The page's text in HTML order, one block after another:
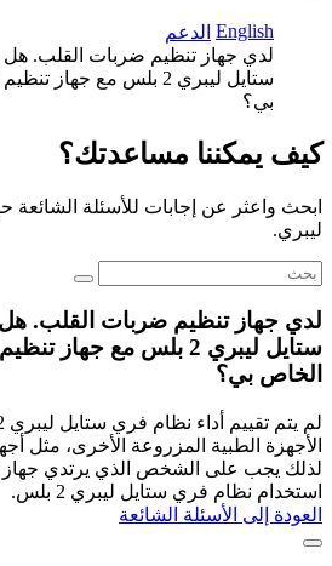
English الدعم
لدي جهاز تنظيم ضربات القلب.
ستايل ليبري 2 بلس مع
بي؟
كيف يمكننا مساعدتك؟
ابحث واعثر عن إجابات للأسئلة
ليبري.
لدي جهاز تنظيم ضربات القلب.
ستايل ليبري 2 بلس مع
الخاص بي؟
الأجهزة الطبية المزروعة الأخرى، مثل
لذلك يجب على الشخص الذي يرتدي
استخدام نظام فري ستايل ليبري 2 بلس.
العودة إلى الأسئلة الشائعة